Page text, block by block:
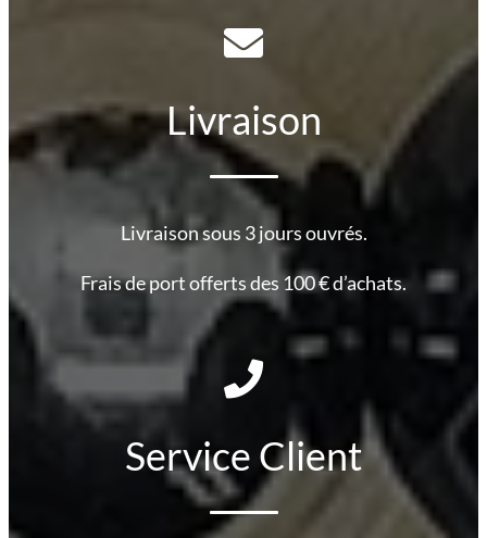
Livraison
Livraison sous 3 jours ouvrés.
Frais de port offerts des 100 € d’achats.
Service Client